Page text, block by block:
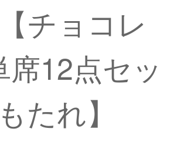
チョコレ
12点セッ
たれ】